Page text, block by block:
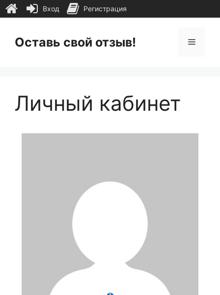
содержимому
Оставь свой отзыв! Меню
Личный кабинет
Вход Регистрация